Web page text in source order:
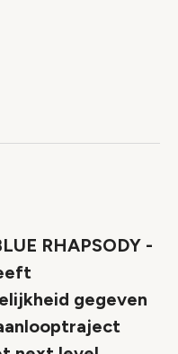
RHAPSODY -
gegeven